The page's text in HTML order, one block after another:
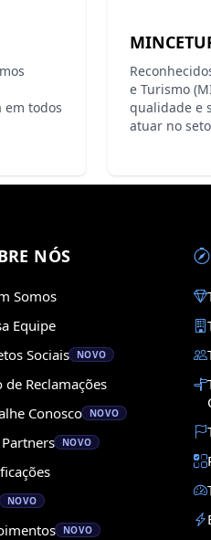
todos
e Turismo
qualidade e
atuar no
NÓS
Somos
Equipe
Sociais
NOVO
de Reclamações
Conosco
NOVO
NOVO
NOVO
NOVO